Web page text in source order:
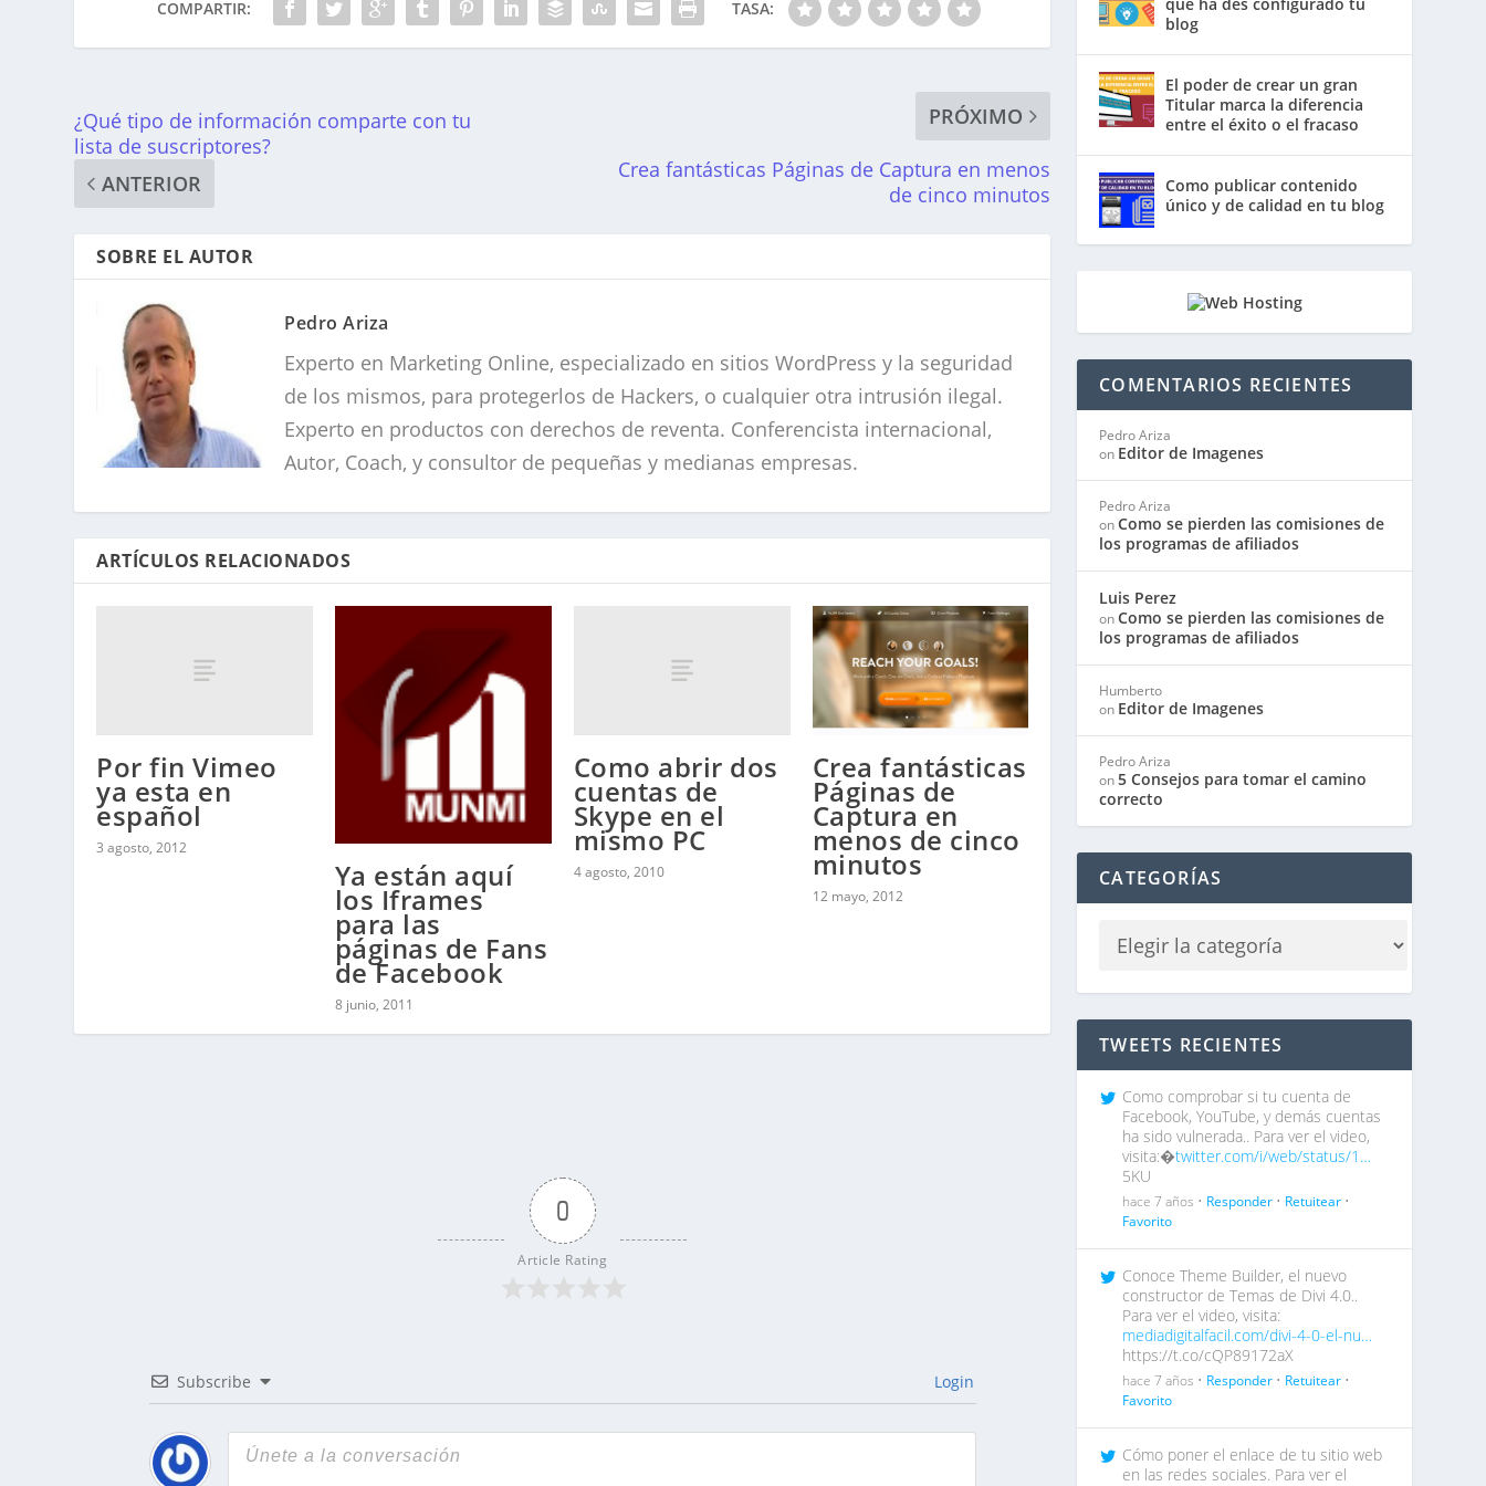
COMPARTIR: TASA:
¿Qué tipo de información comparte con tu
lista de suscriptores?
ANTERIOR
PRÓXIMO
Crea fantásticas Páginas de Captura en menos
de cinco minutos
SOBRE EL AUTOR
Pedro Ariza
Experto en Marketing Online, especializado en sitios WordPress y la seguridad
de los mismos, para protegerlos de Hackers, o cualquier otra intrusión ilegal.
Experto en productos con derechos de reventa. Conferencista internacional,
Autor, Coach, y consultor de pequeñas y medianas empresas.
ARTÍCULOS RELACIONADOS
Por fin Vimeo
ya esta en
español
3 agosto, 2012
Ya están aquí
los Iframes
para las
páginas de Fans
de Facebook
8 junio, 2011
Como abrir dos
cuentas de
Skype en el
mismo PC
4 agosto, 2010
Crea fantásticas
Páginas de
Captura en
menos de cinco
minutos
12 mayo, 2012
0
Article Rating
Subscribe Login
blog
El poder de crear un gran
Titular marca la diferencia
entre el éxito o el fracaso
Como publicar contenido
único y de calidad en tu blog
COMENTARIOS RECIENTES
Pedro Ariza
on Editor de Imagenes
Pedro Ariza
onComo se pierden las comisiones de
los programas de afiliados
Luis Perez
onComo se pierden las comisiones de
los programas de afiliados
Humberto
on Editor de Imagenes
Pedro Ariza
on5 Consejos para tomar el camino
correcto
CATEGORÍAS
TWEETS RECIENTES
Como comprobar si tu cuenta de
Facebook, YouTube, y demás cuentas
ha sido vulnerada.. Para ver el video,
visita:�twitter.com/i/web/status/1…
5KU
hace 7 años • Responder • Retuitear •
Favorito
Conoce Theme Builder, el nuevo
constructor de Temas de Divi 4.0..
Para ver el video, visita:
mediadigitalfacil.com/divi-4-0-el-nu…
https://t.co/cQP89172aX
hace 7 años • Responder • Retuitear •
Favorito
Cómo poner el enlace de tu sitio web
en las redes sociales. Para ver el